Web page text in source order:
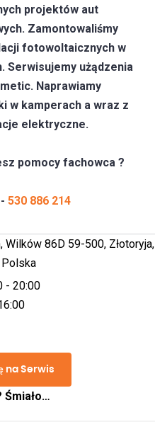
projektów aut
Zamontowaliśmy
fotowoltaicznych w
Serwisujemy użądzenia
Naprawiamy
w kamperach a wraz z
elektryczne.
pomocy fachowca ?
-530 886 214
Wilków 86D 59-500, Złotoryja,
- 20:00
na Serwis
Śmiało…